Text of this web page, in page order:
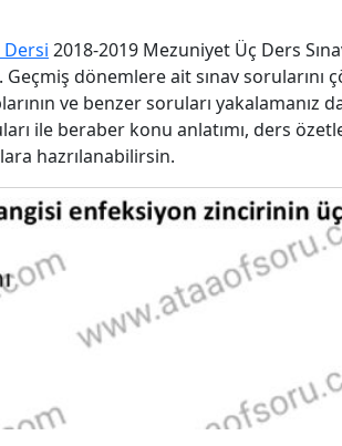
Dersi 2018-2019 Mezuniyet Üç Ders
Geçmiş dönemlere ait sınav sorularını
ve benzer soruları yakalamanız
ile beraber konu anlatımı, ders
hazrılanabilirsin.